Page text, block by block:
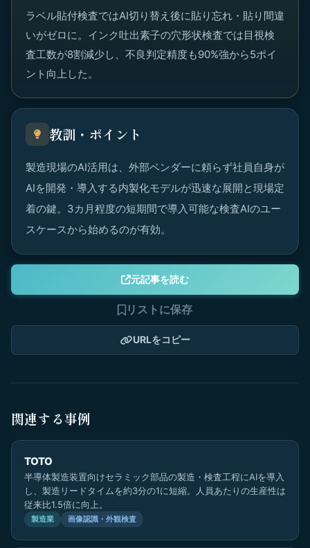
ラベル貼付検査ではAI切り替え後に貼り忘れ・貼り間違
いがゼロに。インク吐出素子の穴形状検査では目視検
査工数が8割減少し、不良判定精度も90%強から5ポイ
ント向上した。
教訓・ポイント
製造現場のAI活用は、外部ベンダーに頼らず社員自身が
AIを開発・導入する内製化モデルが迅速な展開と現場定
着の鍵。3カ月程度の短期間で導入可能な検査AIのユー
スケースから始めるのが有効。
元記事を読む
リストに保存
URLをコピー
関連する事例
TOTO
半導体製造装置向けセラミック部品の製造・検査工程にAIを導入
し、製造リードタイムを約3分の1に短縮。人員あたりの生産性は
従来比1.5倍に向上。
製造業 画像認識・外観検査